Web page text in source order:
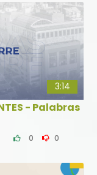
3:14
- Palabras
0 0